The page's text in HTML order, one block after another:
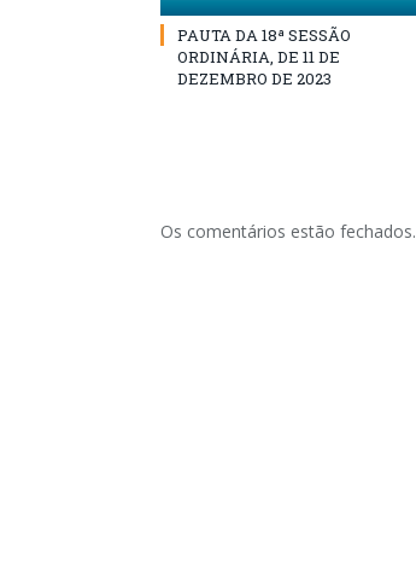
PAUTA DA 18ª SESSÃO
ORDINÁRIA, DE 11 DE
DEZEMBRO DE 2023
Os comentários estão fechados.